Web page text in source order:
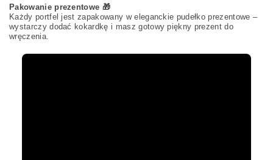
Pakowanie prezentowe 🎁
Każdy portfel jest zapakowany w eleganckie pudełko prezentowe –
wystarczy dodać kokardkę i masz gotowy piękny prezent do
wręczenia.